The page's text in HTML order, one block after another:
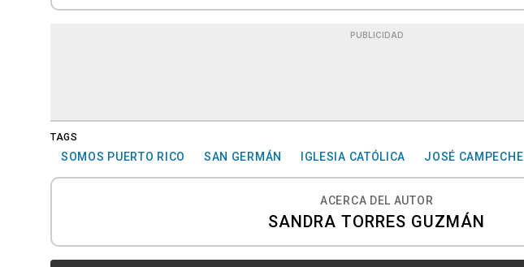
PUBLICIDAD
TAGS
SOMOS PUERTO RICO SAN GERMÁN IGLESIA CATÓLICA JOSÉ CAMPECHE
ACERCA DEL AUTOR
SANDRA TORRES GUZMÁN